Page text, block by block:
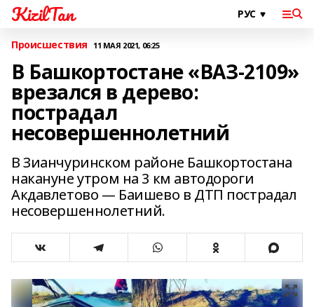
KizilTan
Происшествия 11 МАЯ 2021, 06:25
В Башкортостане «ВАЗ-2109»
врезался в дерево:
пострадал
несовершеннолетний
В Зианчуринском районе Башкортостана
накануне утром на 3 км автодороги
Акдавлетово — Баишево в ДТП пострадал
несовершеннолетний.